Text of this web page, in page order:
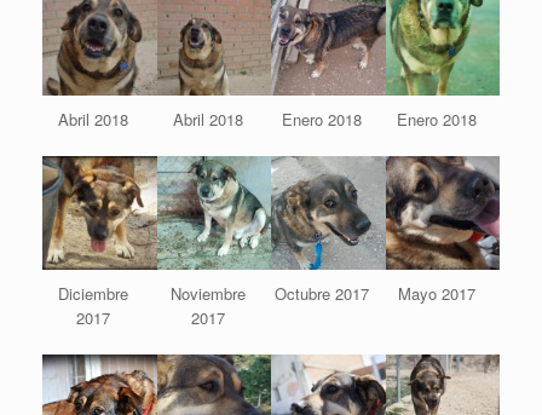
Abril 2018 Abril 2018 Enero 2018 Enero 2018
Diciembre
2017
Noviembre
2017
Octubre 2017 Mayo 2017